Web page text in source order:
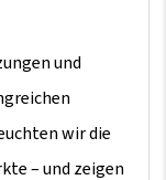
und
wir die
– und zeigen